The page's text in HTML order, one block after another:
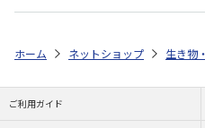
ホーム ネットショップ 生き物
ご利用ガイド